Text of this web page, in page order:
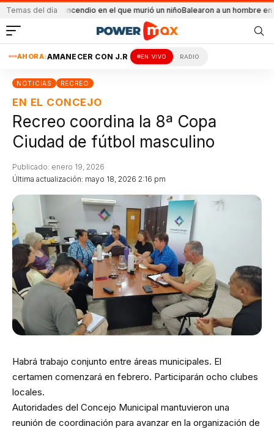
Temas del día
el incendio en el que murió un niñoBalearon a un hombre en un
AHORA:AMANECER CON J.R EN VIVO RADIO
NOTICIAS RECREO
EN EL CONCEJO
Recreo coordina la 8ª Copa
Ciudad de fútbol masculino
Última actualización: mayo 18, 2026 2:16 pm
Publicado: enero 19, 2026
Habrá trabajo conjunto entre áreas municipales. El
certamen comenzará en febrero. Participarán ocho clubes
locales.
Autoridades del Concejo Municipal mantuvieron una
reunión de coordinación para avanzar en la organización de